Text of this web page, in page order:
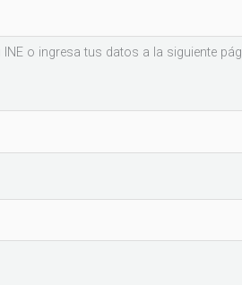
o ingresa tus datos a la siguiente